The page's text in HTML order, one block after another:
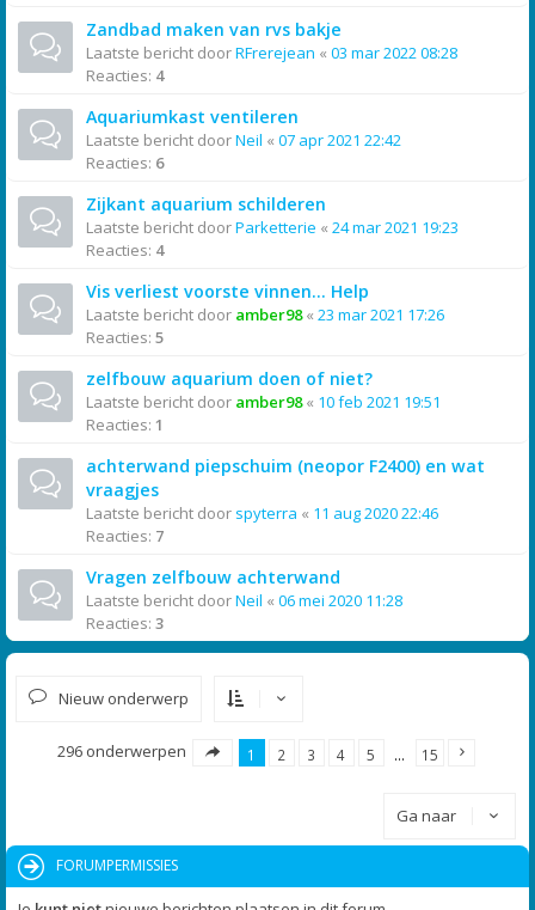
Zandbad maken van rvs bakje
Laatste bericht doorRFrerejean « 03 mar 2022 08:28
Reacties: 4
Aquariumkast ventileren
Laatste bericht doorNeil « 07 apr 2021 22:42
Reacties: 6
Zijkant aquarium schilderen
Laatste bericht doorParketterie « 24 mar 2021 19:23
Reacties: 4
Vis verliest voorste vinnen... Help
Laatste bericht door amber98« 23 mar 2021 17:26
Reacties: 5
zelfbouw aquarium doen of niet?
Laatste bericht door amber98« 10 feb 2021 19:51
Reacties: 1
achterwand piepschuim (neopor F2400) en wat
vraagjes
Laatste bericht door spyterra « 11 aug 2020 22:46
Reacties: 7
Vragen zelfbouw achterwand
Laatste bericht doorNeil « 06 mei 2020 11:28
Reacties: 3
Nieuw onderwerp
296 onderwerpen 1 2 3 4 5 … 15
Ga naar
FORUMPERMISSIES